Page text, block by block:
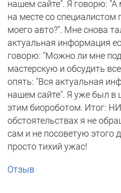
нашем сайте". Я говорю:
на месте со специалистом
моего авто?". Мне снова
актуальная информация
говорю: "Можно ли мне
мастерскую и обсудить
опять: "Вся актуальная
нашем сайте". Я уже был в
этим биороботом. Итог:
обстоятельствах я не
сам и не посоветую этого
просто тихий ужас!
Отзыв